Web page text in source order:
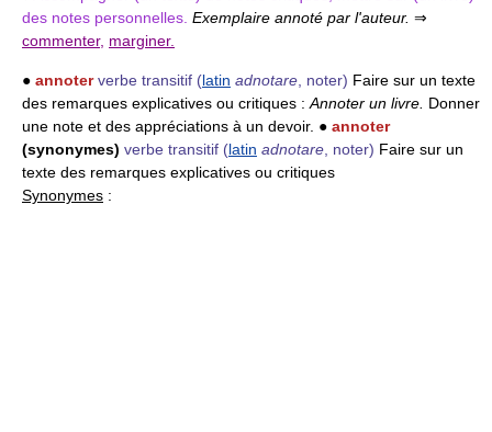
des notes personnelles. Exemplaire annoté par l'auteur. ⇒
commenter, marginer.
● annoter verbe transitif (latin adnotare , noter) Faire sur un texte
des remarques explicatives ou critiques : Annoter un livre. Donner
une note et des appréciations à un devoir. ● annoter
(synonymes) verbe transitif (latin adnotare , noter) Faire sur un
texte des remarques explicatives ou critiques
Synonymes :